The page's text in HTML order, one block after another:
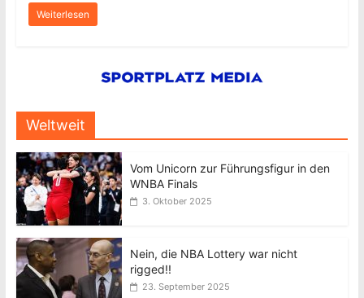
Weiterlesen
Weltweit
Vom Unicorn zur Führungsfigur in den
WNBA Finals
3. Oktober 2025
Nein, die NBA Lottery war nicht
rigged!!
23. September 2025